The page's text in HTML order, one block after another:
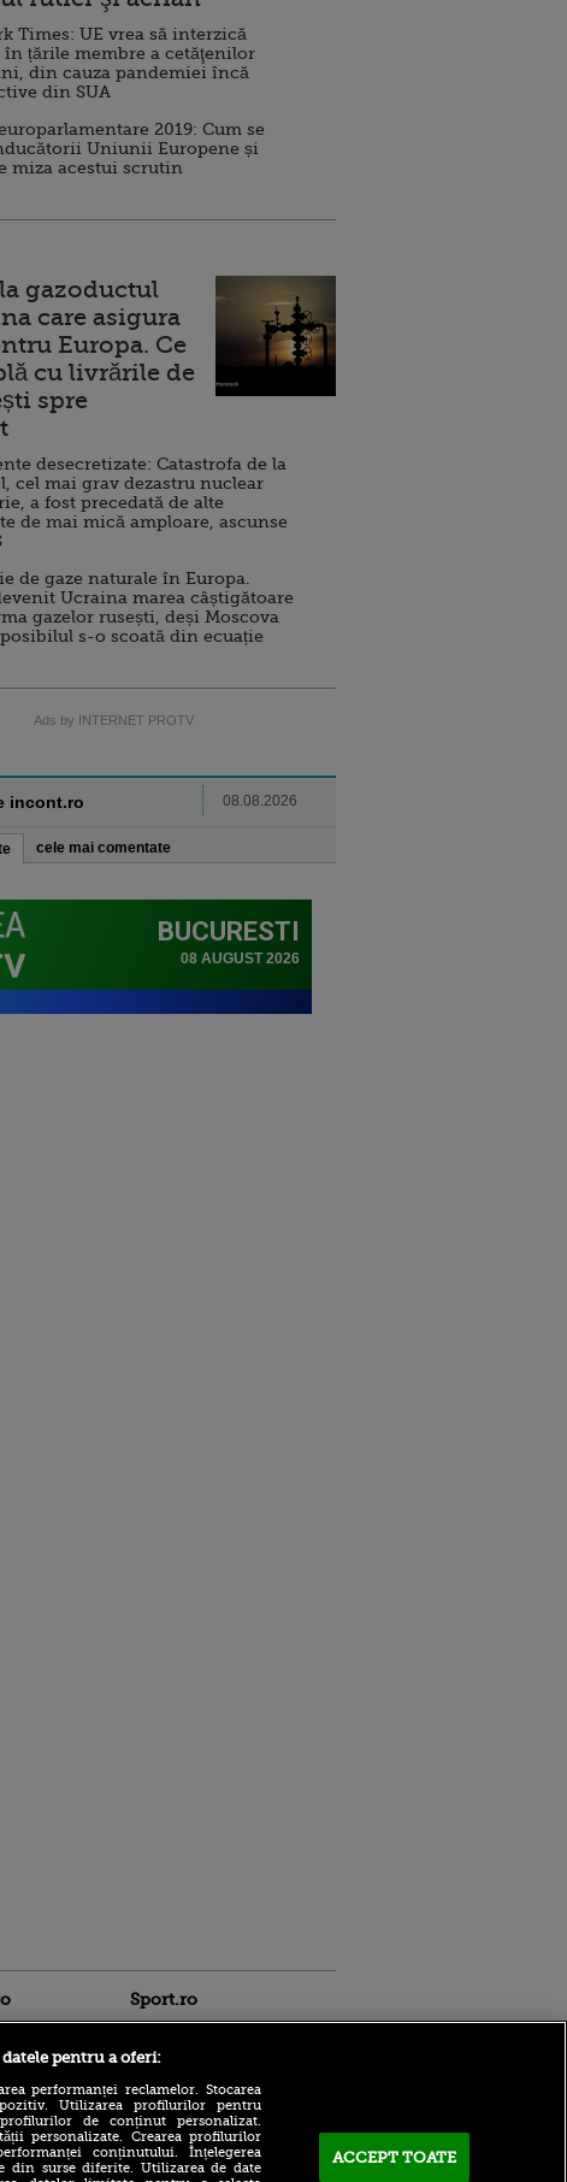
Times: UE vrea să interzică
țările membre a cetăţenilor
din cauza pandemiei încă
din SUA
2019: Cum se
Uniunii Europene și
miza acestui scrutin
gazoductul
care asigura
Europa. Ce
cu livrările de
spre
desecretizate: Catastrofa de la
cel mai grav dezastru nuclear
a fost precedată de alte
de mai mică amploare, ascunse
de gaze naturale în Europa.
Ucraina marea câștigătoare
gazelor rusești, deși Moscova
s-o scoată din ecuație
Ads by INTERNET PROTV
incont.ro 08.08.2026
cele mai comentate
Sport.ro
Adrian Mihalcea a
confirmat noul transfer la
pentru a oferi:
performanței reclamelor. Stocarea
Utilizarea profilurilor pentru
de conținut personalizat.
personalizate. Crearea profilurilor
conținutului. Înțelegerea
din surse diferite. Utilizarea de date
ACCEPT TOATE